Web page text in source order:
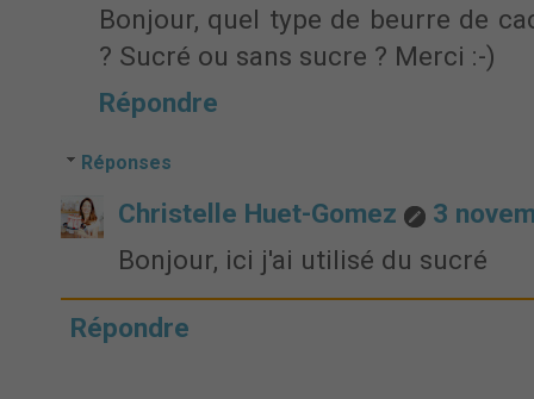
Bonjour, quel type de beurre de
? Sucré ou sans sucre ? Merci :-)
Répondre
Réponses
Christelle Huet-Gomez
3
Bonjour, ici j'ai utilisé du sucré
Répondre